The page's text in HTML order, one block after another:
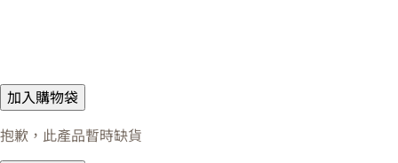
加入購物袋
抱歉，此產品暫時缺貨